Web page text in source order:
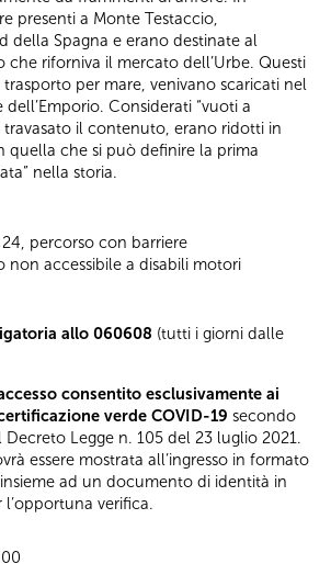
presenti a Monte Testaccio,
della Spagna e erano destinate al
che riforniva il mercato dell’Urbe. Questi
per mare, venivano scaricati nel
Considerati “vuoti a
travasato il contenuto, erano ridotti in
quella che si può definire la prima
nella storia.
percorso con barriere
non accessibile a disabili motori
allo 060608 (tutti i giorni dalle
consentito esclusivamente ai
verde COVID-19 secondo
Legge n. 105 del 23 luglio 2021.
essere mostrata all’ingresso in formato
ad un documento di identità in
verifica.